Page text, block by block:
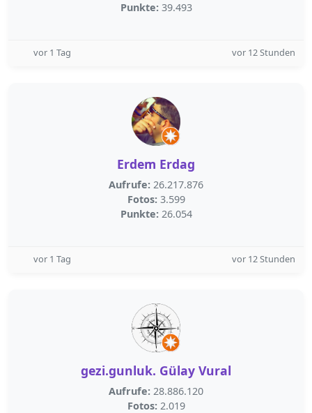
Punkte: 39.493
vor 1 Tag vor 12 Stunden
Erdem Erdag
Aufrufe: 26.217.876
Fotos: 3.599
Punkte: 26.054
vor 1 Tag vor 12 Stunden
gezi.gunluk. Gülay Vural
Aufrufe: 28.886.120
Fotos: 2.019